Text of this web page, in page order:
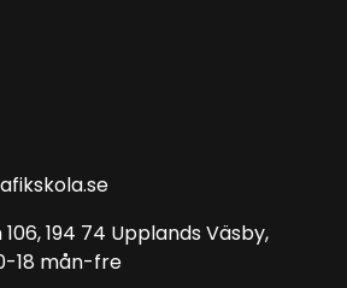
194 74 Upplands Väsby,
18 mån-fre